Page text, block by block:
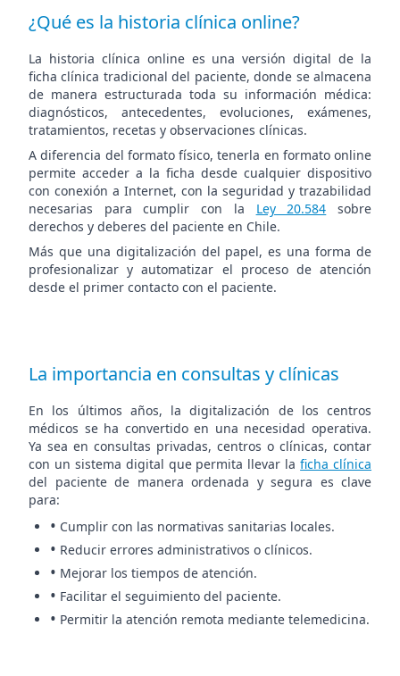
¿Qué es la historia clínica online?
La historia clínica online es una versión digital de la
ficha clínica tradicional del paciente, donde se almacena
de manera estructurada toda su información médica:
diagnósticos, antecedentes, evoluciones, exámenes,
tratamientos, recetas y observaciones clínicas.
A diferencia del formato físico, tenerla en formato online
permite acceder a la ficha desde cualquier dispositivo
con conexión a Internet, con la seguridad y trazabilidad
necesarias para cumplir con la Ley 20.584 sobre
derechos y deberes del paciente en Chile.
Más que una digitalización del papel, es una forma de
profesionalizar y automatizar el proceso de atención
desde el primer contacto con el paciente.
La importancia en consultas y clínicas
En los últimos años, la digitalización de los centros
médicos se ha convertido en una necesidad operativa.
Ya sea en consultas privadas, centros o clínicas, contar
con un sistema digital que permita llevar laficha clínica
del paciente de manera ordenada y segura es clave
para:
• Cumplir con las normativas sanitarias locales.
• Reducir errores administrativos o clínicos.
• Mejorar los tiempos de atención.
• Facilitar el seguimiento del paciente.
• Permitir la atención remota mediante telemedicina.